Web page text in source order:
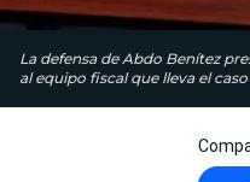
La defensa de Abdo Benítez
al equipo fiscal que lleva el